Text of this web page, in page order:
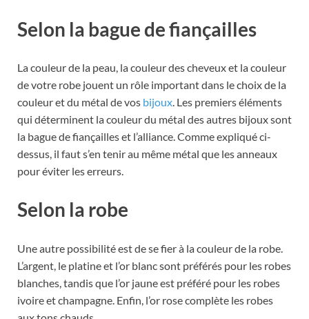
Selon la bague de fiançailles
La couleur de la peau, la couleur des cheveux et la couleur
de votre robe jouent un rôle important dans le choix de la
couleur et du métal de vos bijoux. Les premiers éléments
qui déterminent la couleur du métal des autres bijoux sont
la bague de fiançailles et l’alliance. Comme expliqué ci-
dessus, il faut s’en tenir au même métal que les anneaux
pour éviter les erreurs.
Selon la robe
Une autre possibilité est de se fier à la couleur de la robe.
L’argent, le platine et l’or blanc sont préférés pour les robes
blanches, tandis que l’or jaune est préféré pour les robes
ivoire et champagne. Enfin, l’or rose complète les robes